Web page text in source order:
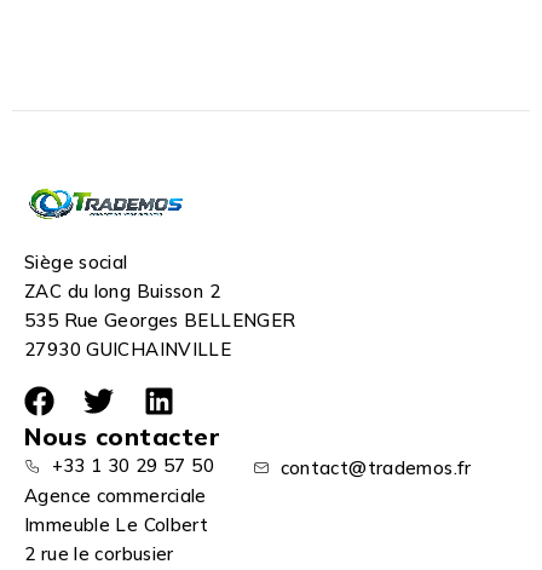
Siège social
ZAC du long Buisson 2
535 Rue Georges BELLENGER
27930 GUICHAINVILLE
Nous contacter
+33 1 30 29 57 50
contact@trademos.fr
Agence commerciale
Immeuble Le Colbert
2 rue le corbusier